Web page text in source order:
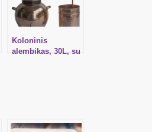
Koloninis
alembikas, 30L, su